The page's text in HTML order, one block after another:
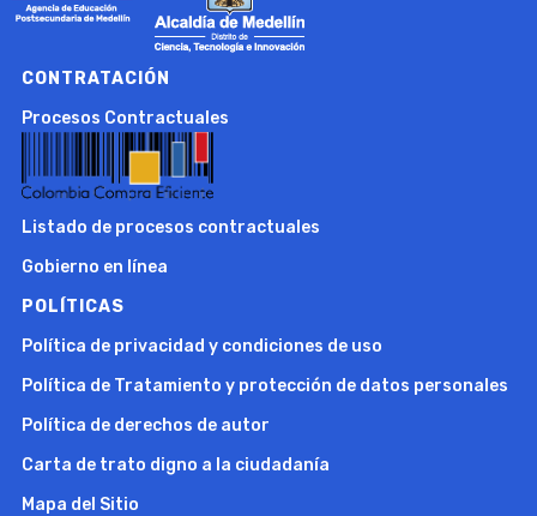
CONTRATACIÓN
Procesos Contractuales
Listado de procesos contractuales
Gobierno en línea
POLÍTICAS
Política de privacidad y condiciones de uso
Política de Tratamiento y protección de datos personales
Política de derechos de autor
Carta de trato digno a la ciudadanía
Mapa del Sitio